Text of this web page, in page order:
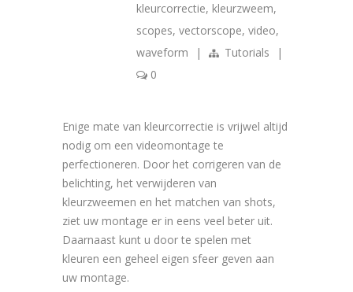
kleurcorrectie, kleurzweem,
scopes, vectorscope, video,
waveform
| Tutorials
|
0
Enige mate van kleurcorrectie is vrijwel altijd
nodig om een videomontage te
perfectioneren. Door het corrigeren van de
belichting, het verwijderen van
kleurzweemen en het matchen van shots,
ziet uw montage er in eens veel beter uit.
Daarnaast kunt u door te spelen met
kleuren een geheel eigen sfeer geven aan
uw montage.